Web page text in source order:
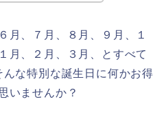
月、７月、８月、９月、１
月、２月、３月、とすべて
な特別な誕生日に何かお得
いませんか？